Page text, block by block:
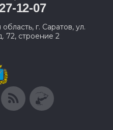
12-07
г. Саратов, ул.
72, строение 2